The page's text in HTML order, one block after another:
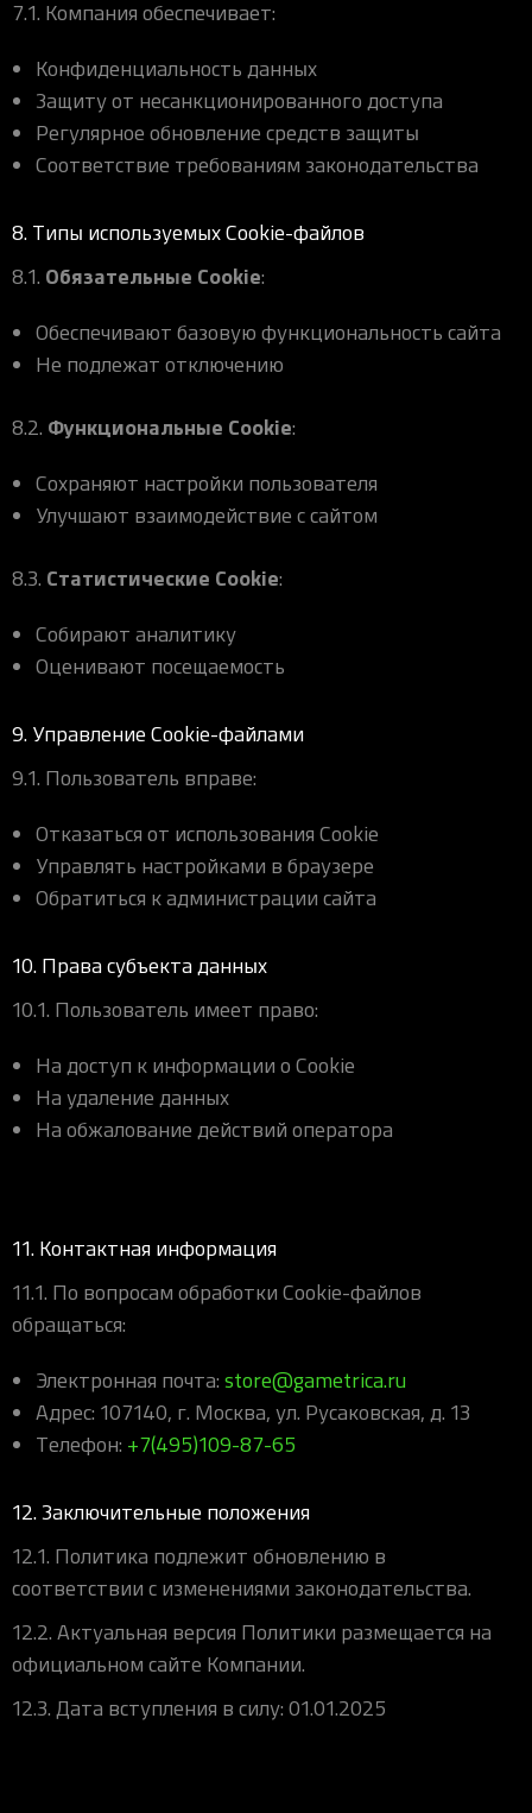
7.1. Компания обеспечивает:
Конфиденциальность данных
Защиту от несанкционированного доступа
Регулярное обновление средств защиты
Соответствие требованиям законодательства
8. Типы используемых Cookie-файлов
8.1. Обязательные Cookie:
Обеспечивают базовую функциональность сайта
Не подлежат отключению
8.2. Функциональные Cookie:
Сохраняют настройки пользователя
Улучшают взаимодействие с сайтом
8.3. Статистические Cookie:
Собирают аналитику
Оценивают посещаемость
9. Управление Cookie-файлами
9.1. Пользователь вправе:
Отказаться от использования Cookie
Управлять настройками в браузере
Обратиться к администрации сайта
10. Права субъекта данных
10.1. Пользователь имеет право:
На доступ к информации о Cookie
На удаление данных
На обжалование действий оператора
11. Контактная информация
11.1. По вопросам обработки Cookie-файлов
обращаться:
Электронная почта: store@gametrica.ru
Адрес: 107140, г. Москва, ул. Русаковская, д. 13
Телефон: +7(495)109-87-65
12. Заключительные положения
12.1. Политика подлежит обновлению в
соответствии с изменениями законодательства.
12.2. Актуальная версия Политики размещается на
официальном сайте Компании.
12.3. Дата вступления в силу: 01.01.2025